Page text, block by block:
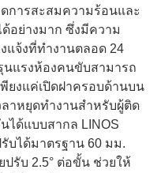
การสะสมความร้อนและ
อย่างมาก ซึ่งมีความ
แจ้งที่ทํางานตลอด 24
แรงห้องคนขับสามารถ
พียงแค่เปิดฝาครอบด้านบน
ลาหยุดทํางานสําหรับผู้ติด
ได้แบบสากล LINOS
บได้มาตรฐาน 60 มม.
ปรับ 2.5° ต่อขั้น ช่วยให้